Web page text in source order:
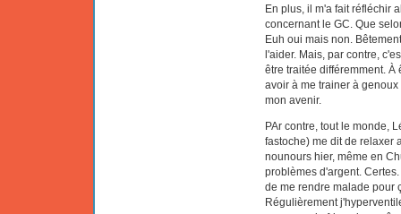
En plus, il m'a fait réfléchir
concernant le GC. Que
Euh oui mais non.
l'aider. Mais, par contre,
être traitée différemment.
avoir à me trainer à
mon avenir.
PAr contre, tout le monde,
fastoche) me dit de relaxer
nounours hier, même en
problèmes d'argent.
de me rendre malade pour
Régulièrement